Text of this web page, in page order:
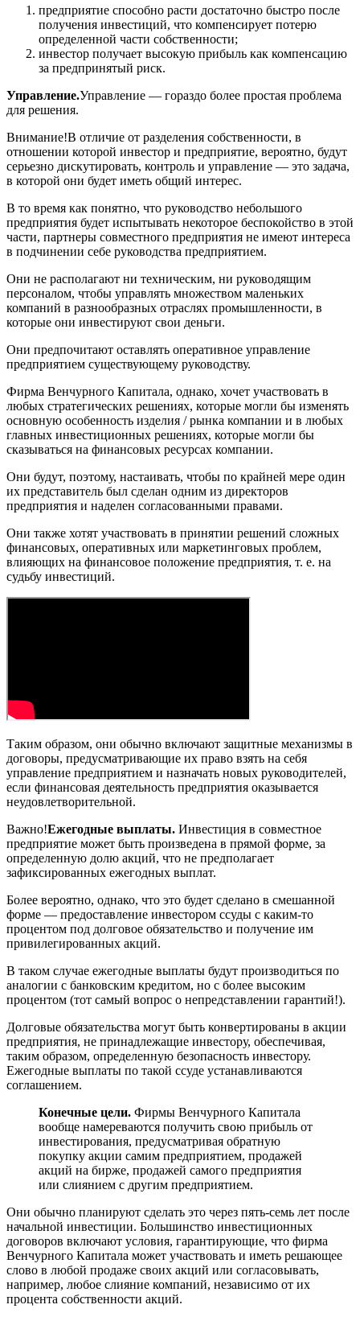
предприятие способно расти достаточно быстро после
получения инвестиций, что компенсирует потерю
определенной части собственности;
инвестор получает высокую прибыль как компенсацию
за предпринятый риск.
Управление.Управление — гораздо более простая проблема
для решения.
Внимание!В отличие от разделения собственности, в
отношении которой инвестор и предприятие, вероятно, будут
серьезно дискутировать, контроль и управление — это задача,
в которой они будет иметь общий интерес.
В то время как понятно, что руководство небольшого
предприятия будет испытывать некоторое беспокойство в этой
части, партнеры совместного предприятия не имеют интереса
в подчинении себе руководства предприятием.
Они не располагают ни техническим, ни руководящим
персоналом, чтобы управлять множеством маленьких
компаний в разнообразных отраслях промышленности, в
которые они инвестируют свои деньги.
Они предпочитают оставлять оперативное управление
предприятием существующему руководству.
Фирма Венчурного Капитала, однако, хочет участвовать в
любых стратегических решениях, которые могли бы изменять
основную особенность изделия / рынка компании и в любых
главных инвестиционных решениях, которые могли бы
сказываться на финансовых ресурсах компании.
Они будут, поэтому, настаивать, чтобы по крайней мере один
их представитель был сделан одним из директоров
предприятия и наделен согласованными правами.
Они также хотят участвовать в принятии решений сложных
финансовых, оперативных или маркетинговых проблем,
влияющих на финансовое положение предприятия, т. е. на
судьбу инвестиций.
Таким образом, они обычно включают защитные механизмы в
договоры, предусматривающие их право взять на себя
управление предприятием и назначать новых руководителей,
если финансовая деятельность предприятия оказывается
неудовлетворительной.
Важно!Ежегодные выплаты. Инвестиция в совместное
предприятие может быть произведена в прямой форме, за
определенную долю акций, что не предполагает
зафиксированных ежегодных выплат.
Более вероятно, однако, что это будет сделано в смешанной
форме — предоставление инвестором ссуды с каким-то
процентом под долговое обязательство и получение им
привилегированных акций.
В таком случае ежегодные выплаты будут производиться по
аналогии с банковским кредитом, но с более высоким
процентом (тот самый вопрос о непредставлении гарантий!).
Долговые обязательства могут быть конвертированы в акции
предприятия, не принадлежащие инвестору, обеспечивая,
таким образом, определенную безопасность инвестору.
Ежегодные выплаты по такой ссуде устанавливаются
соглашением.
Конечные цели. Фирмы Венчурного Капитала
вообще намереваются получить свою прибыль от
инвестирования, предусматривая обратную
покупку акции самим предприятием, продажей
акций на бирже, продажей самого предприятия
или слиянием с другим предприятием.
Они обычно планируют сделать это через пять-семь лет после
начальной инвестиции. Большинство инвестиционных
договоров включают условия, гарантирующие, что фирма
Венчурного Капитала может участвовать и иметь решающее
слово в любой продаже своих акций или согласовывать,
например, любое слияние компаний, независимо от их
процента собственности акций.